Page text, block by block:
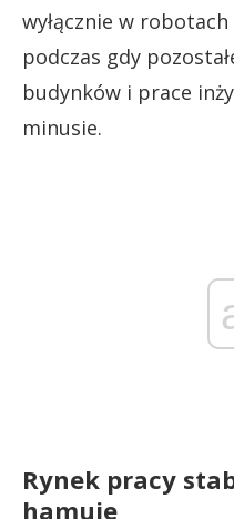
wyłącznie w
podczas gdy
budynków i prace
minusie.
Rynek pracy
hamuje